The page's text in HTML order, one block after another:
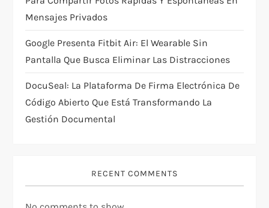
Mensajes Privados
Google Presenta Fitbit Air: El Wearable Sin
Pantalla Que Busca Eliminar Las Distracciones
DocuSeal: La Plataforma De Firma Electrónica De
Código Abierto Que Está Transformando La
Gestión Documental
RECENT COMMENTS